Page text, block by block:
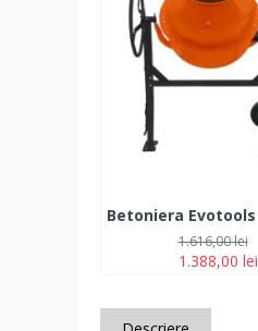
1.388,00 lei
1.616,00 lei